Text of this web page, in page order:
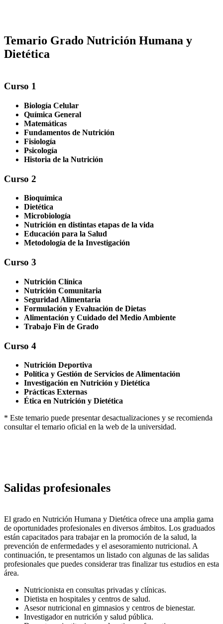
Temario Grado Nutrición Humana y
Dietética
Curso 1
Biología Celular
Química General
Matemáticas
Fundamentos de Nutrición
Fisiología
Psicología
Historia de la Nutrición
Curso 2
Bioquímica
Dietética
Microbiología
Nutrición en distintas etapas de la vida
Educación para la Salud
Metodología de la Investigación
Curso 3
Nutrición Clínica
Nutrición Comunitaria
Seguridad Alimentaria
Formulación y Evaluación de Dietas
Alimentación y Cuidado del Medio Ambiente
Trabajo Fin de Grado
Curso 4
Nutrición Deportiva
Política y Gestión de Servicios de Alimentación
Investigación en Nutrición y Dietética
Prácticas Externas
Ética en Nutrición y Dietética
* Este temario puede presentar desactualizaciones y se recomienda
consultar el temario oficial en la web de la universidad.
Salidas profesionales
El grado en Nutrición Humana y Dietética ofrece una amplia gama
de oportunidades profesionales en diversos ámbitos. Los graduados
están capacitados para trabajar en la promoción de la salud, la
prevención de enfermedades y el asesoramiento nutricional. A
continuación, te presentamos un listado con algunas de las salidas
profesionales que puedes considerar tras finalizar tus estudios en esta
área.
Nutricionista en consultas privadas y clínicas.
Dietista en hospitales y centros de salud.
Asesor nutricional en gimnasios y centros de bienestar.
Investigador en nutrición y salud pública.